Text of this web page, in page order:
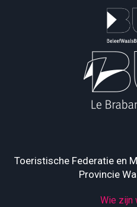
Toeristische Federatie en
Provincie
Wie zijn